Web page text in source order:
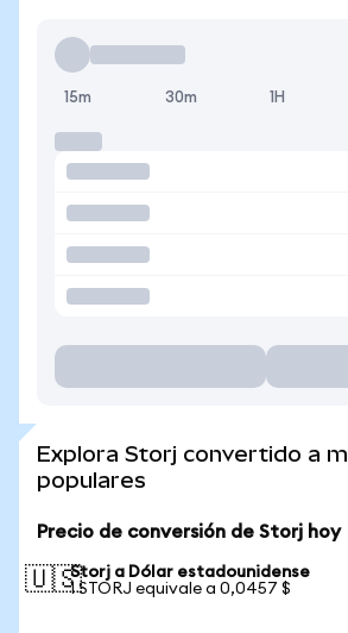
15m 30m 1H
Explora Storj convertido a
populares
Precio de conversión de Storj hoy
🇺🇸Storj a Dólar estadounidense
1 STORJ equivale a 0,0457 $